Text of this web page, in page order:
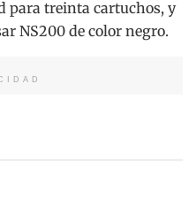
para treinta cartuchos, y
NS200 de color negro.